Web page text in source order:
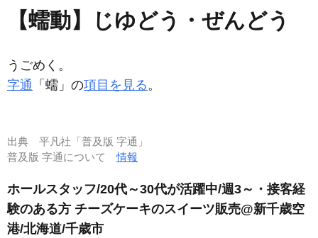
【蠕動】じゆどう・ぜんどう
うごめく。
字通 「蠕」の項目を見る。
出典 平凡社「普及版 字通」
普及版 字通について情報
ホールスタッフ/20代～30代が活躍中/週3～・接客経
験のある方 チーズケーキのスイーツ販売@新千歳空
港/北海道/千歳市